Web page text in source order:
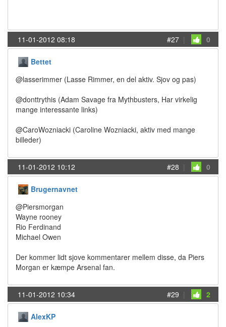
11-01-2012 08:18 #27 | 0
Bettet
@lasserimmer (Lasse Rimmer, en del aktiv. Sjov og pas)
@donttrythis (Adam Savage fra Mythbusters, Har virkelig
mange interessante links)
@CaroWozniacki (Caroline Wozniacki, aktiv med mange
billeder)
11-01-2012 10:12 #28 | 0
Brugernavnet
@Piersmorgan
Wayne rooney
Rio Ferdinand
Michael Owen
Der kommer lidt sjove kommentarer mellem disse, da Piers
Morgan er kæmpe Arsenal fan.
11-01-2012 10:34 #29 | 2
AlexKP